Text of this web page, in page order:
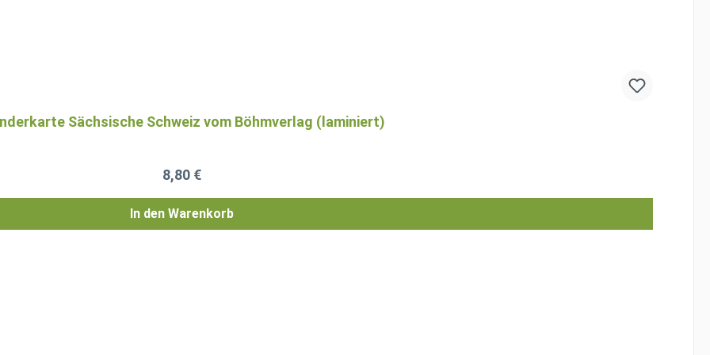
Sächsische Schweiz vom Böhmverlag (laminiert)
Regulärer Preis:
8,80 €
In den Warenkorb